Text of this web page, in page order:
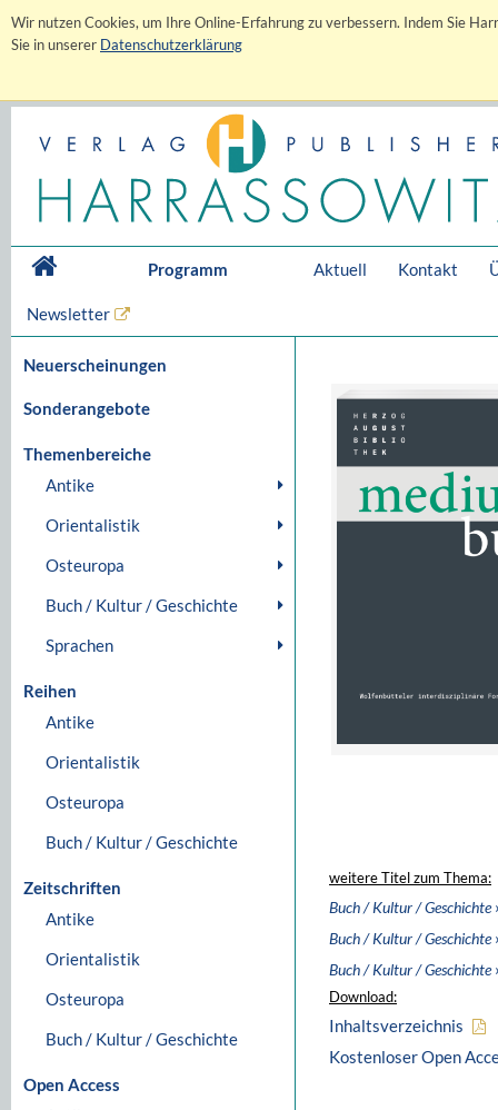
Wir nutzen Cookies, um Ihre Online-Erfahrung zu verbessern. Indem Sie
Sie in unserer Datenschutzerklärung
Programm Aktuell Kontakt
Newsletter
Neuerscheinungen
Sonderangebote
Themenbereiche
Antike
Orientalistik
Osteuropa
Buch / Kultur / Geschichte
Sprachen
Reihen
Antike
Orientalistik
Osteuropa
Buch / Kultur / Geschichte
Zeitschriften
Antike
Orientalistik
Osteuropa
Buch / Kultur / Geschichte
Open Access
weitere Titel zum Thema:
Buch / Kultur / Geschichte
Buch / Kultur / Geschichte
Buch / Kultur / Geschichte
Download:
Inhaltsverzeichnis
Kostenloser Open